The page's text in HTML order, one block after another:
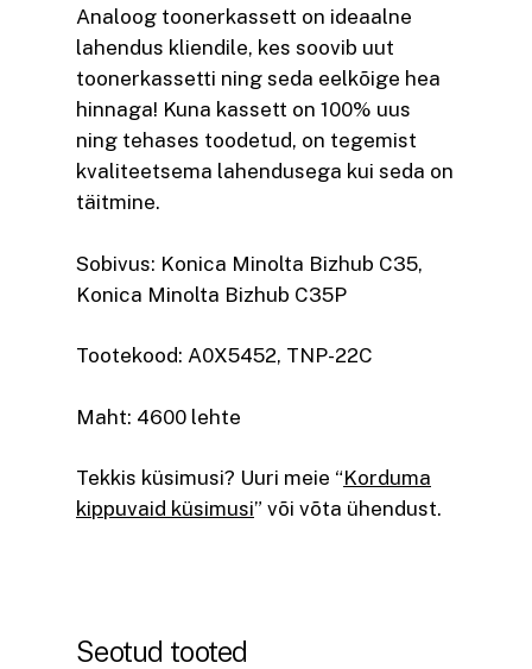
Analoog toonerkassett on ideaalne
lahendus kliendile, kes soovib uut
toonerkassetti ning seda eelkõige hea
hinnaga! Kuna kassett on 100% uus
ning tehases toodetud, on tegemist
kvaliteetsema lahendusega kui seda on
täitmine.
Sobivus: Konica Minolta Bizhub C35,
Konica Minolta Bizhub C35P
Tootekood: A0X5452, TNP-22C
Maht: 4600 lehte
Tekkis küsimusi? Uuri meie “Korduma
kippuvaid küsimusi” või võta ühendust.
Seotud tooted